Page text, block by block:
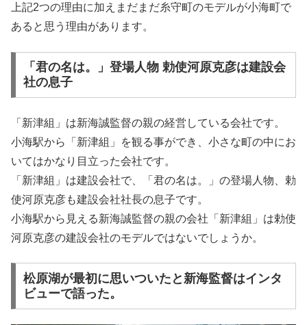
上記2つの理由に加えまだまだ糸守町のモデルが小海町で
あると思う理由があります。
「君の名は。」登場人物 勅使河原克彦は建設会
社の息子
「新津組」は新海誠監督の親の経営している会社です。
小海駅から「新津組」を観る事ができ、小さな町の中にお
いてはかなり目立った会社です。
「新津組」は建設会社で、「君の名は。」の登場人物、勅
使河原克彦も建設会社社長の息子です。
小海駅から見える新海誠監督の親の会社「新津組」は勅使
河原克彦の建設会社のモデルではないでしょうか。
松原湖が最初に思いついたと新海監督はインタ
ビューで語った。